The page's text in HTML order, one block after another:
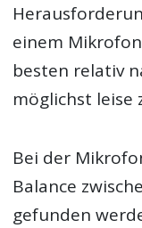
einem
besten relativ
möglichst leise
Bei der
Balance
gefunden